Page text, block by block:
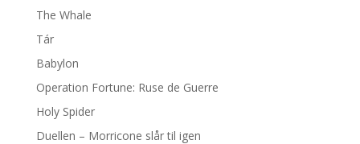
The Whale
Tár
Babylon
Operation Fortune: Ruse de Guerre
Holy Spider
Duellen – Morricone slår til igen